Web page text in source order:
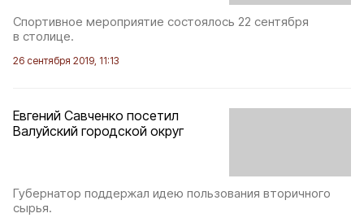
Спортивное мероприятие состоялось 22 сентября
в столице.
26 сентября 2019, 11:13
Евгений Савченко посетил
Валуйский городской округ
Губернатор поддержал идею пользования вторичного
сырья.